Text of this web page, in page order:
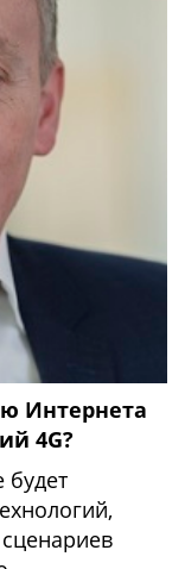
Интернета
4G?
будет